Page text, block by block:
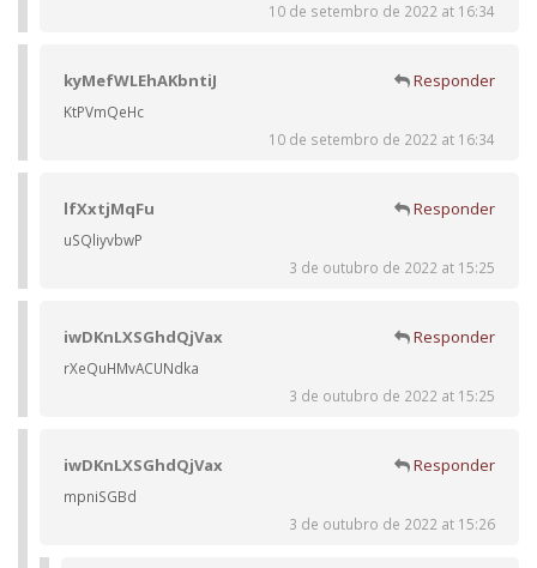
10 de setembro de 2022 at 16:34
kyMefWLEhAKbntiJ Responder
KtPVmQeHc
10 de setembro de 2022 at 16:34
lfXxtjMqFu Responder
uSQliyvbwP
3 de outubro de 2022 at 15:25
iwDKnLXSGhdQjVax Responder
rXeQuHMvACUNdka
3 de outubro de 2022 at 15:25
iwDKnLXSGhdQjVax Responder
mpniSGBd
3 de outubro de 2022 at 15:26